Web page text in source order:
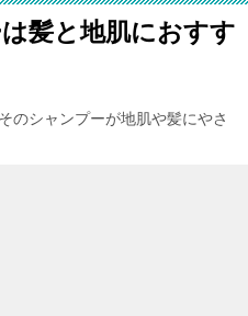
髪と地肌におすす
のシャンプーが地肌や髪にやさ